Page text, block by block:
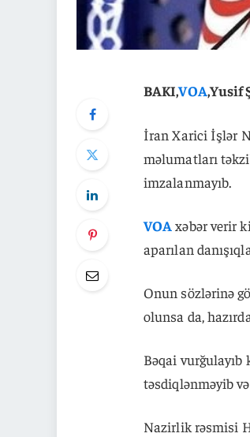
BAKI,VOA,Yusif
İran Xarici İşlər
məlumatları
imzalanmayıb.
VOAxəbər verir
aparılan
Onun sözlərinə
olunsa da,
Bəqai vurğulayıb
təsdiqlənməyib
Nazirlik rəsmisi